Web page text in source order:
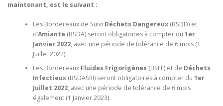
maintenant, est le suivant :
Les Bordereaux de Suivi Déchets Dangereux(BSDD) et
d’Amiante (BSDA) seront obligatoires à compter du 1er
Janvier 2022, avec une période de tolérance de 6 mois (1
Juillet 2022).
Les Bordereaux Fluides Frigorigènes (BSFF) et de Déchets
Infectieux(BSDASRI) seront obligatoires à compter du 1er
Juillet 2022, avec une période de tolérance de 6 mois
également (1 Janvier 2023).